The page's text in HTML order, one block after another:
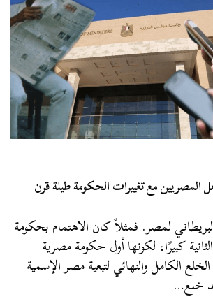
مع تغييرات الحكومة طيلة قرن
لمصر. فمثلاً كان الاهتمام بحكومة
كبيرًا، لكونها أول حكومة مصرية
الكامل والنهائي لتبعية مصر الإسمية
خلع…